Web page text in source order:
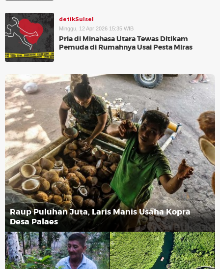
detikSulsel
Minggu, 12 Apr 2026 15:35 WIB
Pria di Minahasa Utara Tewas Ditikam
Pemuda di Rumahnya Usai Pesta Miras
Raup Puluhan Juta, Laris Manis Usaha Kopra
Desa Palaes